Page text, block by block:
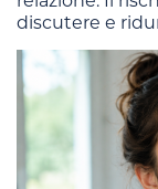
discutere e